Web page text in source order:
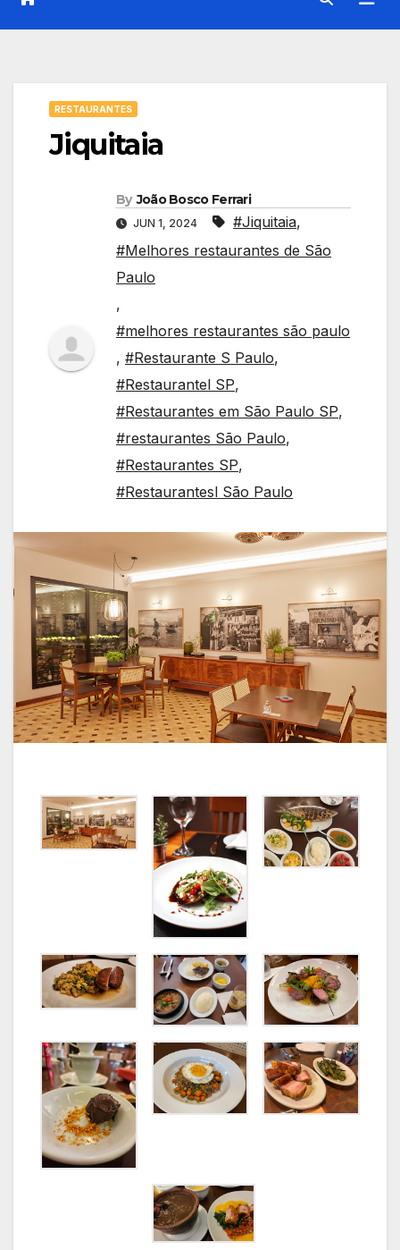
RESTAURANTES
Jiquitaia
By João Bosco Ferrari
JUN 1, 2024 #Jiquitaia,
#Melhores restaurantes de São
Paulo
,
#melhores restaurantes são paulo
, #Restaurante S Paulo,
#Restaurantel SP,
#Restaurantes em São Paulo SP,
#restaurantes São Paulo,
#Restaurantes SP,
#Restaurantesl São Paulo